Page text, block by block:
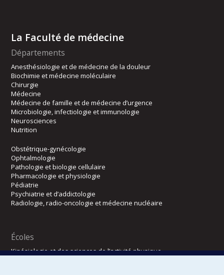
La Faculté de médecine
Départements
Anesthésiologie et de médecine de la douleur
Biochimie et médecine moléculaire
Chirurgie
Médecine
Médecine de famille et de médecine d’urgence
Microbiologie, infectiologie et immunologie
Neurosciences
Nutrition
Obstétrique-gynécologie
Ophtalmologie
Pathologie et biologie cellulaire
Pharmacologie et physiologie
Pédiatrie
Psychiatrie et d’addictologie
Radiologie, radio-oncologie et médecine nucléaire
Écoles
Kinésiologie et des sciences de l’activité physique